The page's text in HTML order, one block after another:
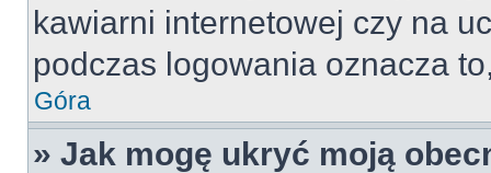
kawiarni internetowej czy na
podczas logowania oznacza
Góra
» Jak mogę ukryć moją